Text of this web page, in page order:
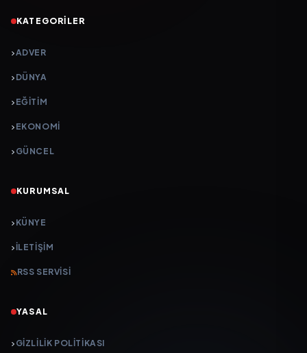
KATEGORILER
ADVER
DÜNYA
EĞİTİM
EKONOMİ
GÜNCEL
KURUMSAL
KÜNYE
İLETIŞIM
RSS SERVISI
YASAL
GIZLILIK POLITIKASI